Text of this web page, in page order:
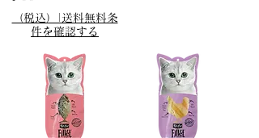
（税込）|送料無料条
件を確認する